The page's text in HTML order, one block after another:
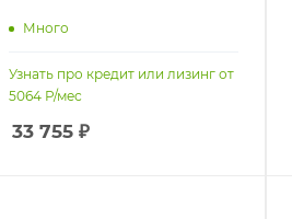
Много
Узнать про кредит или лизинг от
5064 Р/мес
33 755 ₽